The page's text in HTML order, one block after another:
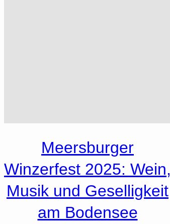
Meersburger
Winzerfest 2025: Wein,
Musik und Geselligkeit
am Bodensee